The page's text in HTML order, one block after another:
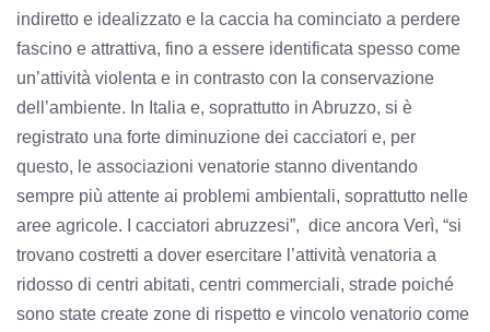
indiretto e idealizzato e la caccia ha cominciato a perdere
fascino e attrattiva, fino a essere identificata spesso come
un’attività violenta e in contrasto con la conservazione
dell’ambiente. In Italia e, soprattutto in Abruzzo, si è
registrato una forte diminuzione dei cacciatori e, per
questo, le associazioni venatorie stanno diventando
sempre più attente ai problemi ambientali, soprattutto nelle
aree agricole. I cacciatori abruzzesi”, dice ancora Verì, “si
trovano costretti a dover esercitare l’attività venatoria a
ridosso di centri abitati, centri commerciali, strade poiché
sono state create zone di rispetto e vincolo venatorio come